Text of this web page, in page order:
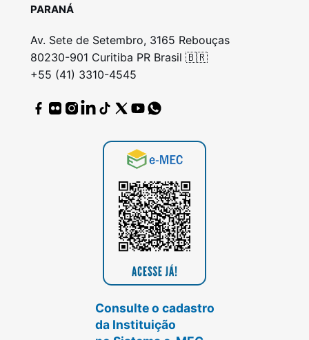
PARANÁ
Av. Sete de Setembro, 3165 Rebouças
80230-901 Curitiba PR Brasil 🇧🇷
+55 (41) 3310-4545
Consulte o cadastro
da Instituição